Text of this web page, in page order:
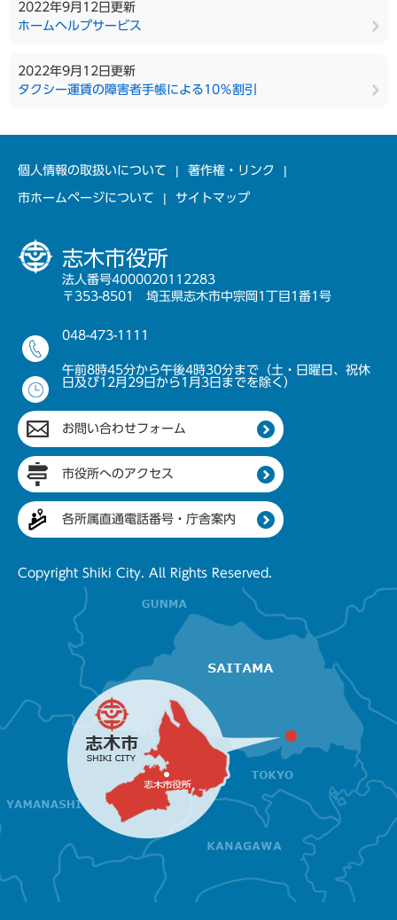
2022年9月12日更新
ホームヘルプサービス
2022年9月12日更新
タクシー運賃の障害者手帳による10％割引
個人情報の取扱いについて 著作権・リンク
市ホームページについて サイトマップ
志木市役所
法人番号4000020112283
〒353-8501 埼玉県志木市中宗岡1丁目1番1号
048-473-1111
午前8時45分から午後4時30分まで（土・日曜日、祝休
日及び12月29日から1月3日までを除く）
お問い合わせフォーム
市役所へのアクセス
各所属直通電話番号・庁舎案内
Copyright Shiki City. All Rights Reserved.